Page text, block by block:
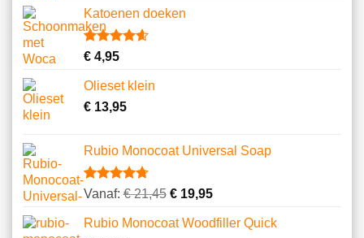
Katoenen doeken
Gewaardeerd
gebaseerd
op
13
klantbeoordelingen
€4,95
Olieset klein
€13,95
Rubio Monocoat Universal Soap
Gewaardeerd
gebaseerd
op
23
Vanaf:€21,45 € 19,95
Rubio Monocoat Woodfiller Quick